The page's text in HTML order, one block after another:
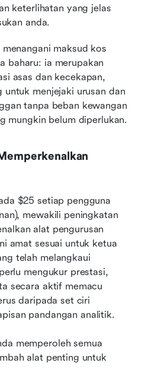
keterlihatan yang jelas
anda.
maksud kos
baharu: ia merupakan
asas dan kecekapan,
menjejaki urusan dan
tanpa beban kewangan
mungkin belum diperlukan.
$25 setiap pengguna
mewakili peningkatan
alat pengurusan
amat sesuai untuk ketua
telah melangkaui
mengukur prestasi,
secara aktif memacu
daripada set ciri
pandangan analitik.
memperoleh semua
alat penting untuk